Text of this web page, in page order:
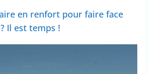
en renfort pour faire face
Il est temps !